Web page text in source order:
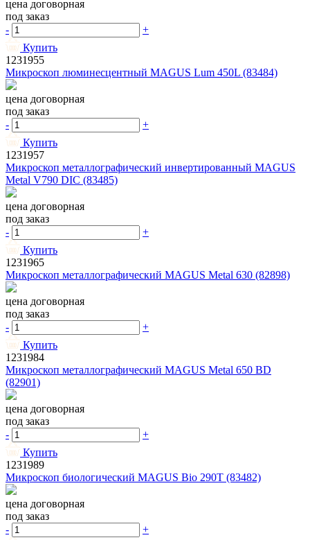
цена договорная
под заказ
-
+
Купить
1231955
Микроскоп люминесцентный MAGUS Lum 450L (83484)
цена договорная
под заказ
-
+
Купить
1231957
Микроскоп металлографический инвертированный MAGUS
Metal V790 DIC (83485)
цена договорная
под заказ
-
+
Купить
1231965
Микроскоп металлографический MAGUS Metal 630 (82898)
цена договорная
под заказ
-
+
Купить
1231984
Микроскоп металлографический MAGUS Metal 650 BD
(82901)
цена договорная
под заказ
-
+
Купить
1231989
Микроскоп биологический MAGUS Bio 290T (83482)
цена договорная
под заказ
-
+